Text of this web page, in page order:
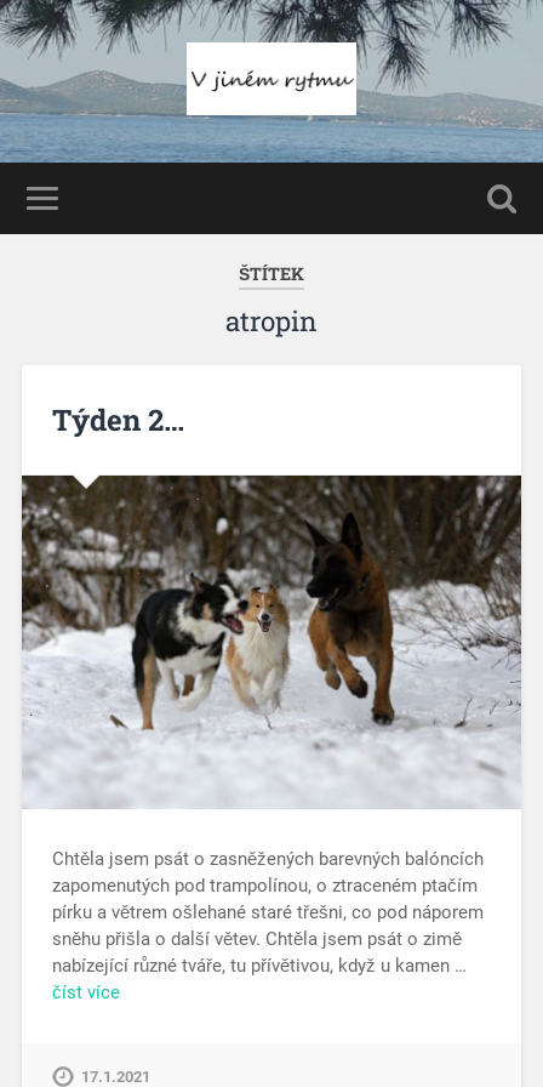
ŠTÍTEK
atropin
Týden 2…
Chtěla jsem psát o zasněžených barevných balóncích
zapomenutých pod trampolínou, o ztraceném ptačím
pírku a větrem ošlehané staré třešni, co pod náporem
sněhu přišla o další větev. Chtěla jsem psát o zimě
nabízející různé tváře, tu přívětivou, když u kamen …
číst více
17.1.2021